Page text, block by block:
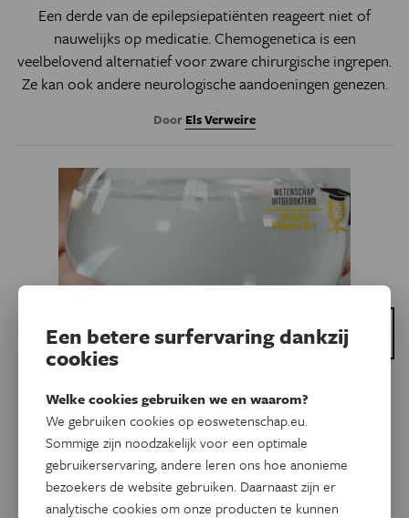
Een derde van de epilepsiepatiënten reageert niet of
nauwelijks op medicatie. Chemogenetica is een
veelbelovend alternatief voor zware chirurgische ingrepen.
Ze kan ook andere neurologische aandoeningen genezen.
Door Els Verweire
Wetenschap Uitgedokterd
Gezondheid
Hoe zebravissen
epilepsiepatiënten kunnen
helpen
Wereldwijd zijn er zo'n 80 miljoen
Een betere surfervaring dankzij
cookies
Welke cookies gebruiken we en waarom?
We gebruiken cookies op eoswetenschap.eu.
Sommige zijn noodzakelijk voor een optimale
gebruikerservaring, andere leren ons hoe anonieme
bezoekers de website gebruiken. Daarnaast zijn er
analytische cookies om onze producten te kunnen